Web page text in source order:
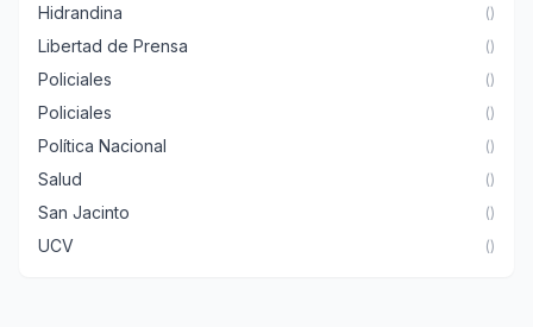
Hidrandina ()
Libertad de Prensa ()
Policiales ()
Policiales ()
Política Nacional ()
Salud ()
San Jacinto ()
UCV ()